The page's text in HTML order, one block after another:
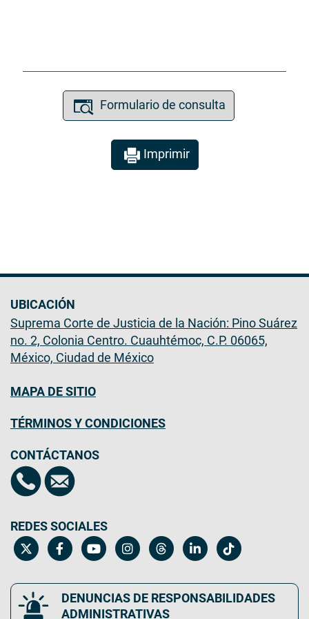
Formulario de consulta
Imprimir
UBICACIÓN
Suprema Corte de Justicia de la Nación: Pino Suárez
no. 2, Colonia Centro. Cuauhtémoc, C.P. 06065,
México, Ciudad de México
MAPA DE SITIO
TÉRMINOS Y CONDICIONES
CONTÁCTANOS
REDES SOCIALES
DENUNCIAS DE RESPONSABILIDADES
ADMINISTRATIVAS